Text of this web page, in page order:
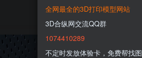
全网最全的3D打印模型网站
3D合纵网交流QQ群
1074410289
不定时发放体验卡，免费帮找图